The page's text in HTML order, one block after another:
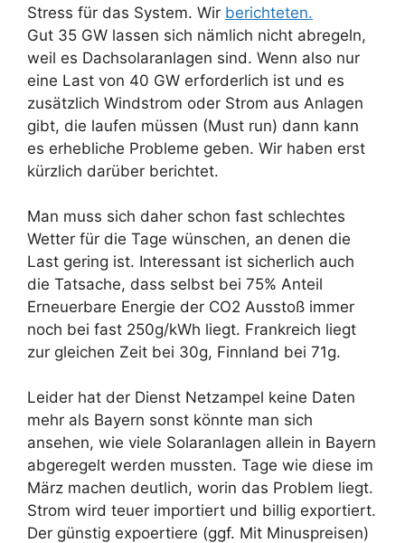
Stress für das System. Wir berichteten.
Gut 35 GW lassen sich nämlich nicht abregeln,
weil es Dachsolaranlagen sind. Wenn also nur
eine Last von 40 GW erforderlich ist und es
zusätzlich Windstrom oder Strom aus Anlagen
gibt, die laufen müssen (Must run) dann kann
es erhebliche Probleme geben. Wir haben erst
kürzlich darüber berichtet.
Man muss sich daher schon fast schlechtes
Wetter für die Tage wünschen, an denen die
Last gering ist. Interessant ist sicherlich auch
die Tatsache, dass selbst bei 75% Anteil
Erneuerbare Energie der CO2 Ausstoß immer
noch bei fast 250g/kWh liegt. Frankreich liegt
zur gleichen Zeit bei 30g, Finnland bei 71g.
Leider hat der Dienst Netzampel keine Daten
mehr als Bayern sonst könnte man sich
ansehen, wie viele Solaranlagen allein in Bayern
abgeregelt werden mussten. Tage wie diese im
März machen deutlich, worin das Problem liegt.
Strom wird teuer importiert und billig exportiert.
Der günstig expoertiere (ggf. Mit Minuspreisen)